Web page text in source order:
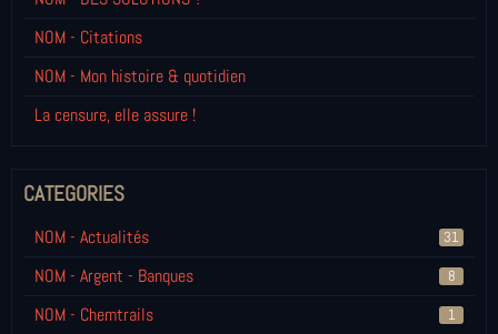
NOM - Citations
NOM - Mon histoire & quotidien
La censure, elle assure !
CATEGORIES
NOM - Actualités 31
NOM - Argent - Banques 8
NOM - Chemtrails 1